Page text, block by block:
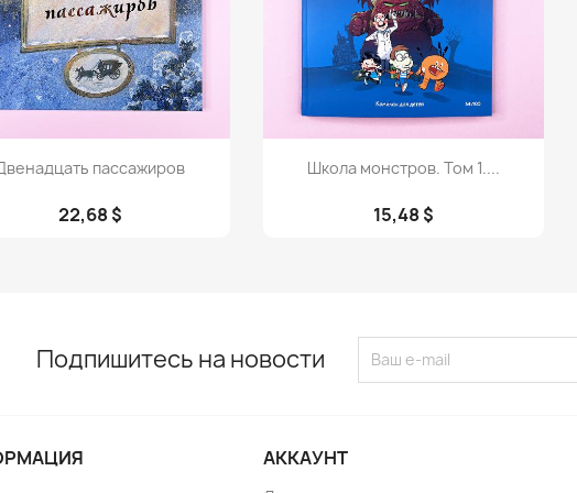
Просмотр
пассажиров
22,68 $
Просмотр
Школа монстров. Том 1....
15,48 $
Подпишитесь на новости
АККАУНТ